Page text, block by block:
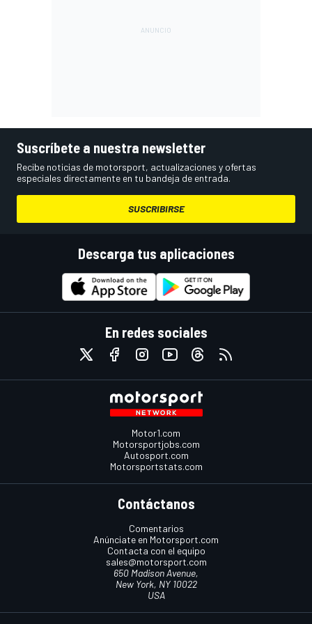
Suscríbete a nuestra newsletter
Recibe noticias de motorsport, actualizaciones y ofertas
especiales directamente en tu bandeja de entrada.
SUSCRIBIRSE
Descarga tus aplicaciones
En redes sociales
Motor1.com
Motorsportjobs.com
Autosport.com
Motorsportstats.com
Contáctanos
Comentarios
Anúnciate en Motorsport.com
Contacta con el equipo
sales@motorsport.com
650 Madison Avenue,
New York, NY 10022
USA